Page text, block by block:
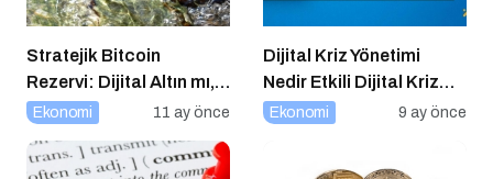
Stratejik Bitcoin
Rezervi: Dijital Altın mı,
Riskli Bir Hamle mi?
Ekonomi 11 ay önce
Dijital Kriz Yönetimi
Nedir Etkili Dijital Kriz
Yönetimi için 10 Altın
Ekonomi 9 ay önce